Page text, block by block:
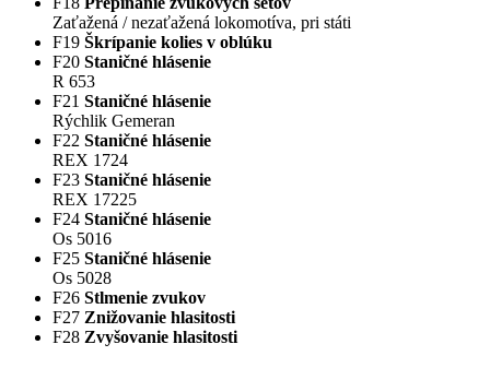
Zaťažená / nezaťažená lokomotíva, pri státi
F19 Škrípanie kolies v oblúku
F20 Staničné hlásenie
R 653
F21 Staničné hlásenie
Rýchlik Gemeran
F22 Staničné hlásenie
REX 1724
F23 Staničné hlásenie
REX 17225
F24 Staničné hlásenie
Os 5016
F25 Staničné hlásenie
Os 5028
F26 Stlmenie zvukov
F27 Znižovanie hlasitosti
F28 Zvyšovanie hlasitosti